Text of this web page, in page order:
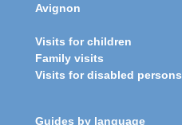
Avignon
Visits for children
Family visits
Visits for disabled persons
Guides by language